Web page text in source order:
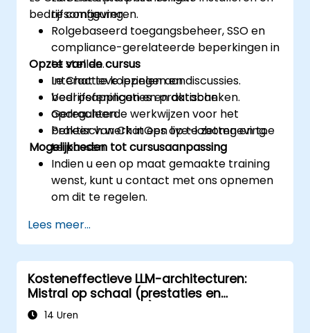
bedrijfsomgeving.
te configureren.
Rolgebaseerd toegangsbeheer, SSO en
compliance-gerelateerde beperkingen in
te stellen.
Le Chat te koppelen aan
bedrijfsapplicaties en databanken.
Gereguleerde werkwijzen voor het
beheer van ChatOps op te zetten en toe
te passen.
Opzet van de cursus
Interactieve lezingen en discussies.
Veel oefeningen en praktische
opdrachten.
Praktisch werk in een live-labomgeving.
Mogelijkheden tot cursusaanpassing
Indien u een op maat gemaakte training
wenst, kunt u contact met ons opnemen
om dit te regelen.
Lees meer...
Kosteneffectieve LLM-architecturen:
Mistral op schaal (prestaties en
kostenoptimalisatie)
14 Uren